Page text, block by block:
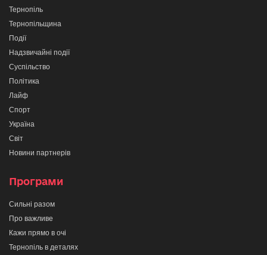
Тернопіль
Тернопільщина
Події
Надзвичайні події
Суспільство
Політика
Лайф
Спорт
Україна
Світ
Новини партнерів
Програми
Сильні разом
Про важливе
Кажи прямо в очі
Тернопіль в деталях